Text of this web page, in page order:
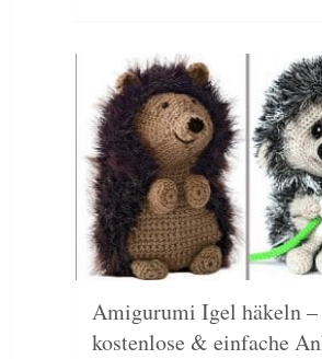
Amigurumi Igel häkeln –
kostenlose & einfache